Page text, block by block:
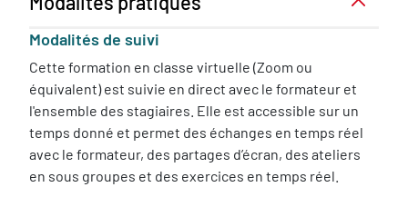
Modalités de suivi
Cette formation en classe virtuelle (Zoom ou
équivalent) est suivie en direct avec le formateur et
l'ensemble des stagiaires. Elle est accessible sur un
temps donné et permet des échanges en temps réel
avec le formateur, des partages d’écran, des ateliers
en sous groupes et des exercices en temps réel.